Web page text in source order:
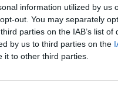
information utilized by us
out. You may separately
parties on the IAB’s list of
by us to third parties on the
it to other third parties.